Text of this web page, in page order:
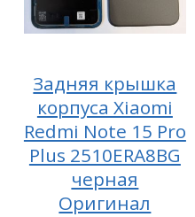
Задняя крышка
корпуса Xiaomi
Redmi Note 15 Pro
Plus 2510ERA8BG
черная
Оригинал